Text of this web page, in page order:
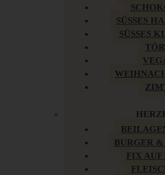
SÜSSES
SÜSSES
BURGER
FIX AUF